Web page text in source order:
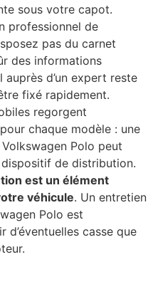
sous votre capot.
professionnel de
pas du carnet
des informations
d’un expert reste
fixé rapidement.
regorgent
chaque modèle : une
Polo peut
de distribution.
est un élément
véhicule. Un entretien
Polo est
d’éventuelles casse que